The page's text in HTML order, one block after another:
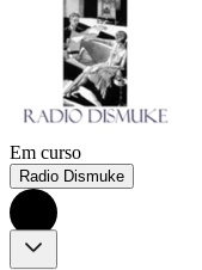
Em curso
Radio Dismuke